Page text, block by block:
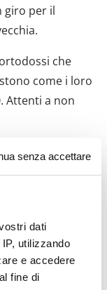
senza accettare
dati
utilizzando
e accedere
fine di
giro per il
che
come i loro
Attenti a non